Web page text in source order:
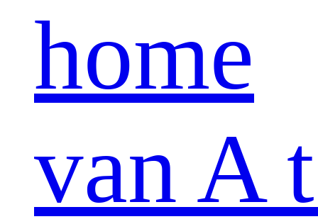
home
van A